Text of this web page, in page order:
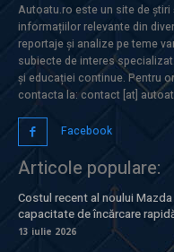
Autoatu.ro este un site de
informațiilor relevante din
reportaje și analize pe teme
subiecte de interes
și educației continue. Pentru
contacta la: contact [at]
Facebook
Articole populare:
Costul recent al noului
capacitate de încărcare
13 iulie 2026